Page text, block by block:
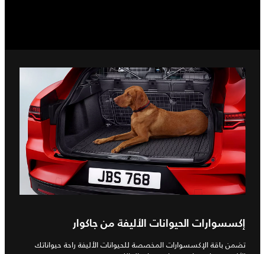
إكسسوارات الحيوانات الأليفة من جاكوار
تضمن باقة الإكسسوارات المخصصة للحيوانات الأليفة راحة حيواناتك